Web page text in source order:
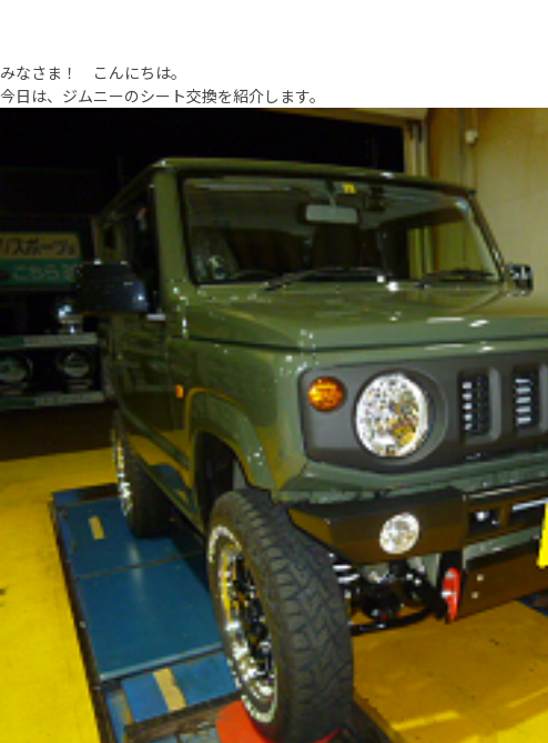
みなさま！ こんにちは。
今日は、ジムニーのシート交換を紹介します。